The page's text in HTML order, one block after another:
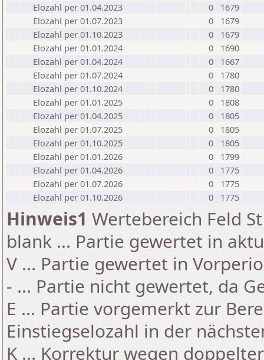
Elozahl per 01.04.2023
0
1679
Elozahl per 01.07.2023
0
1679
Elozahl per 01.10.2023
0
1679
Elozahl per 01.01.2024
0
1690
Elozahl per 01.04.2024
0
1667
Elozahl per 01.07.2024
0
1780
Elozahl per 01.10.2024
0
1780
Elozahl per 01.01.2025
0
1808
Elozahl per 01.04.2025
0
1805
Elozahl per 01.07.2025
0
1805
Elozahl per 01.10.2025
0
1805
Elozahl per 01.01.2026
0
1799
Elozahl per 01.04.2026
0
1775
Elozahl per 01.07.2026
0
1775
Elozahl per 01.10.2026
0 1775
Hinweis1 Wertebereich Feld
blank ... Partie gewertet in
V ... Partie gewertet in
- ... Partie nicht gewertet, da
E ... Partie vorgemerkt zur
Einstiegselozahl in der
K ... Korrektur wegen